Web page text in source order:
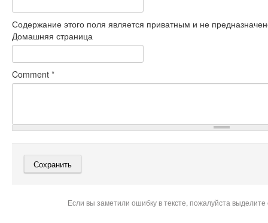
Содержание этого поля является приватным и не
Домашняя страница
Comment *
Если вы заметили ошибку в тексте, пожалуйста